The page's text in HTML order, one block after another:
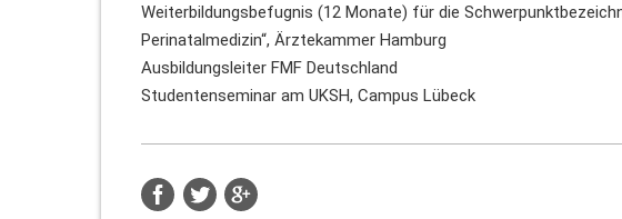
Weiterbildungsbefugnis (12 Monate) für die
Perinatalmedizin“, Ärztekammer Hamburg
Ausbildungsleiter FMF Deutschland
Studentenseminar am UKSH, Campus Lübeck